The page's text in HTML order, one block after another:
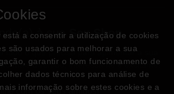
à sua Sex Shop
tudo o que precisa para apimentar a sua
mais divertido, interessante e excitante!
com os seus amigos!
está a consentir a utilização de cookies
são usados para melhorar a sua
garantir o bom funcionamento de
dados técnicos para análise de
informação sobre estes cookies e a